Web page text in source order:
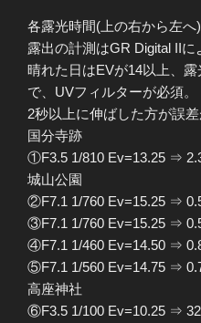
各露光時間(上の右から左へ)
露出の計測はGR Digital IIに
晴れた日はEVが14以上、
で、UVフィルターが必須。
2秒以上に伸ばした方が誤差
国分寺跡
①F3.5 1/810 Ev=13.25 ⇒
城山公園
②F7.1 1/760 Ev=15.25 ⇒
③F7.1 1/760 Ev=15.25 ⇒
④F7.1 1/460 Ev=14.50 ⇒
⑤F7.1 1/560 Ev=14.75 ⇒
高座神社
⑥F3.5 1/100 Ev=10.25 ⇒